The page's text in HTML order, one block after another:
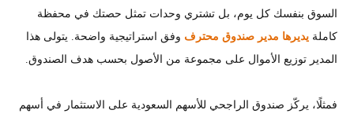
السوق بنفسك كل يوم، بل تشتري وحدات تمثل حصتك في محفظة
كاملة يديرها مدير صندوق محترف وفق استراتيجية واضحة. يتولى هذا
المدير توزيع الأموال على مجموعة من الأصول بحسب هدف الصندوق.
فمثلًا، يركّز صندوق الراجحي للأسهم السعودية على الاستثمار في أسهم